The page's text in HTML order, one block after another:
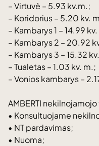
– Virtuvė – 5.93 kv.m.;
– Koridorius – 5.20 kv.
– Kambarys 1 – 14.99
– Kambarys 2 – 20.92
– Kambarys 3 – 15.32
– Tualetas – 1.03 kv. m.;
– Vonios kambarys –
AMBERTI
• Konsultuojame
• NT pardavimas;
• Nuoma;